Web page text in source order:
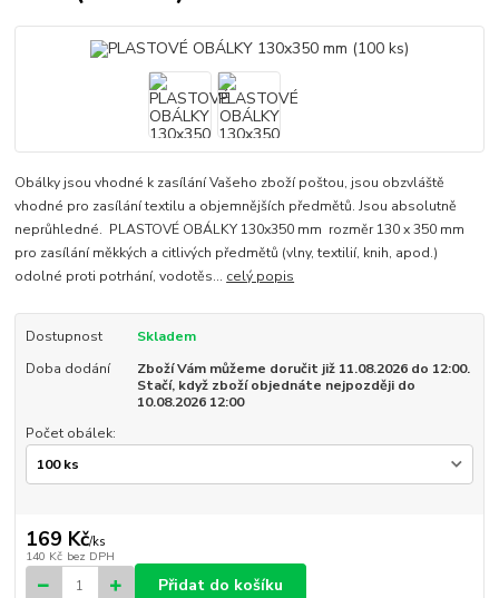
Obálky jsou vhodné k zasílání Vašeho zboží poštou, jsou obzvláště
vhodné pro zasílání textilu a objemnějších předmětů. Jsou absolutně
neprůhledné. PLASTOVÉ OBÁLKY 130x350 mm rozměr 130 x 350 mm
pro zasílání měkkých a citlivých předmětů (vlny, textilií, knih, apod.)
odolné proti potrhání, vodotěs... celý popis
Dostupnost
Skladem
Doba dodání
Zboží Vám můžeme doručit již 11.08.2026 do 12:00.
Stačí, když zboží objednáte nejpozději do
10.08.2026 12:00
Počet obálek:
169 Kč/ks
140 Kč bez DPH
Přidat do košíku